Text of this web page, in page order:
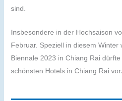
sind.
Insbesondere in der Hochsaison
Februar. Speziell in diesem Winter
Biennale 2023 in Chiang Rai
schönsten Hotels in Chiang Rai